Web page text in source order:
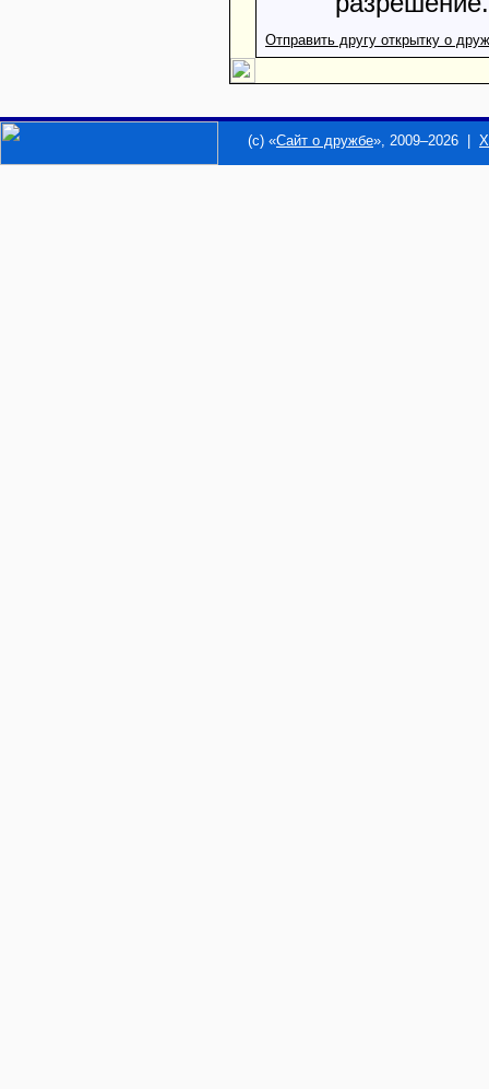
Отправить другу открытку о
(c) «Сайт о дружбе», 2009–2026 |